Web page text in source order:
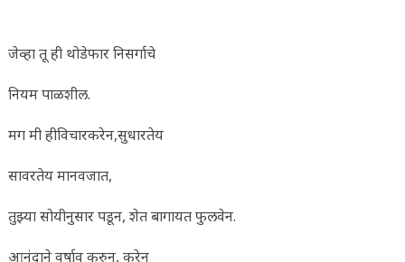
जेव्हा तू ही थोडेफार निसर्गाचे
नियम पाळशील.
मग मी हीविचारकरेन,सुधारतेय
सावरतेय मानवजात,
तुझ्या सोयीनुसार पडून, शेत बागायत फुलवेन.
आनंदाने वर्षाव करुन, करेन